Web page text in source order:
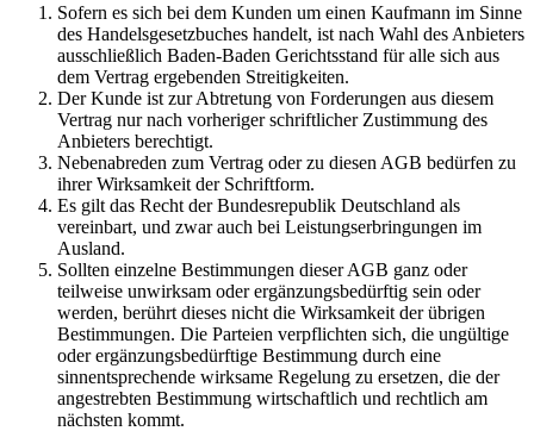
Sofern es sich bei dem Kunden um einen Kaufmann im Sinne
des Handelsgesetzbuches handelt, ist nach Wahl des Anbieters
ausschließlich Baden-Baden Gerichtsstand für alle sich aus
dem Vertrag ergebenden Streitigkeiten.
Der Kunde ist zur Abtretung von Forderungen aus diesem
Vertrag nur nach vorheriger schriftlicher Zustimmung des
Anbieters berechtigt.
Nebenabreden zum Vertrag oder zu diesen AGB bedürfen zu
ihrer Wirksamkeit der Schriftform.
Es gilt das Recht der Bundesrepublik Deutschland als
vereinbart, und zwar auch bei Leistungserbringungen im
Ausland.
Sollten einzelne Bestimmungen dieser AGB ganz oder
teilweise unwirksam oder ergänzungsbedürftig sein oder
werden, berührt dieses nicht die Wirksamkeit der übrigen
Bestimmungen. Die Parteien verpflichten sich, die ungültige
oder ergänzungsbedürftige Bestimmung durch eine
sinnentsprechende wirksame Regelung zu ersetzen, die der
angestrebten Bestimmung wirtschaftlich und rechtlich am
nächsten kommt.